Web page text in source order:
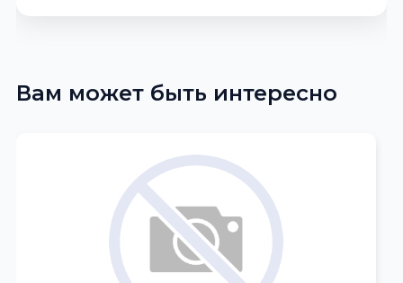
Вам может быть интересно